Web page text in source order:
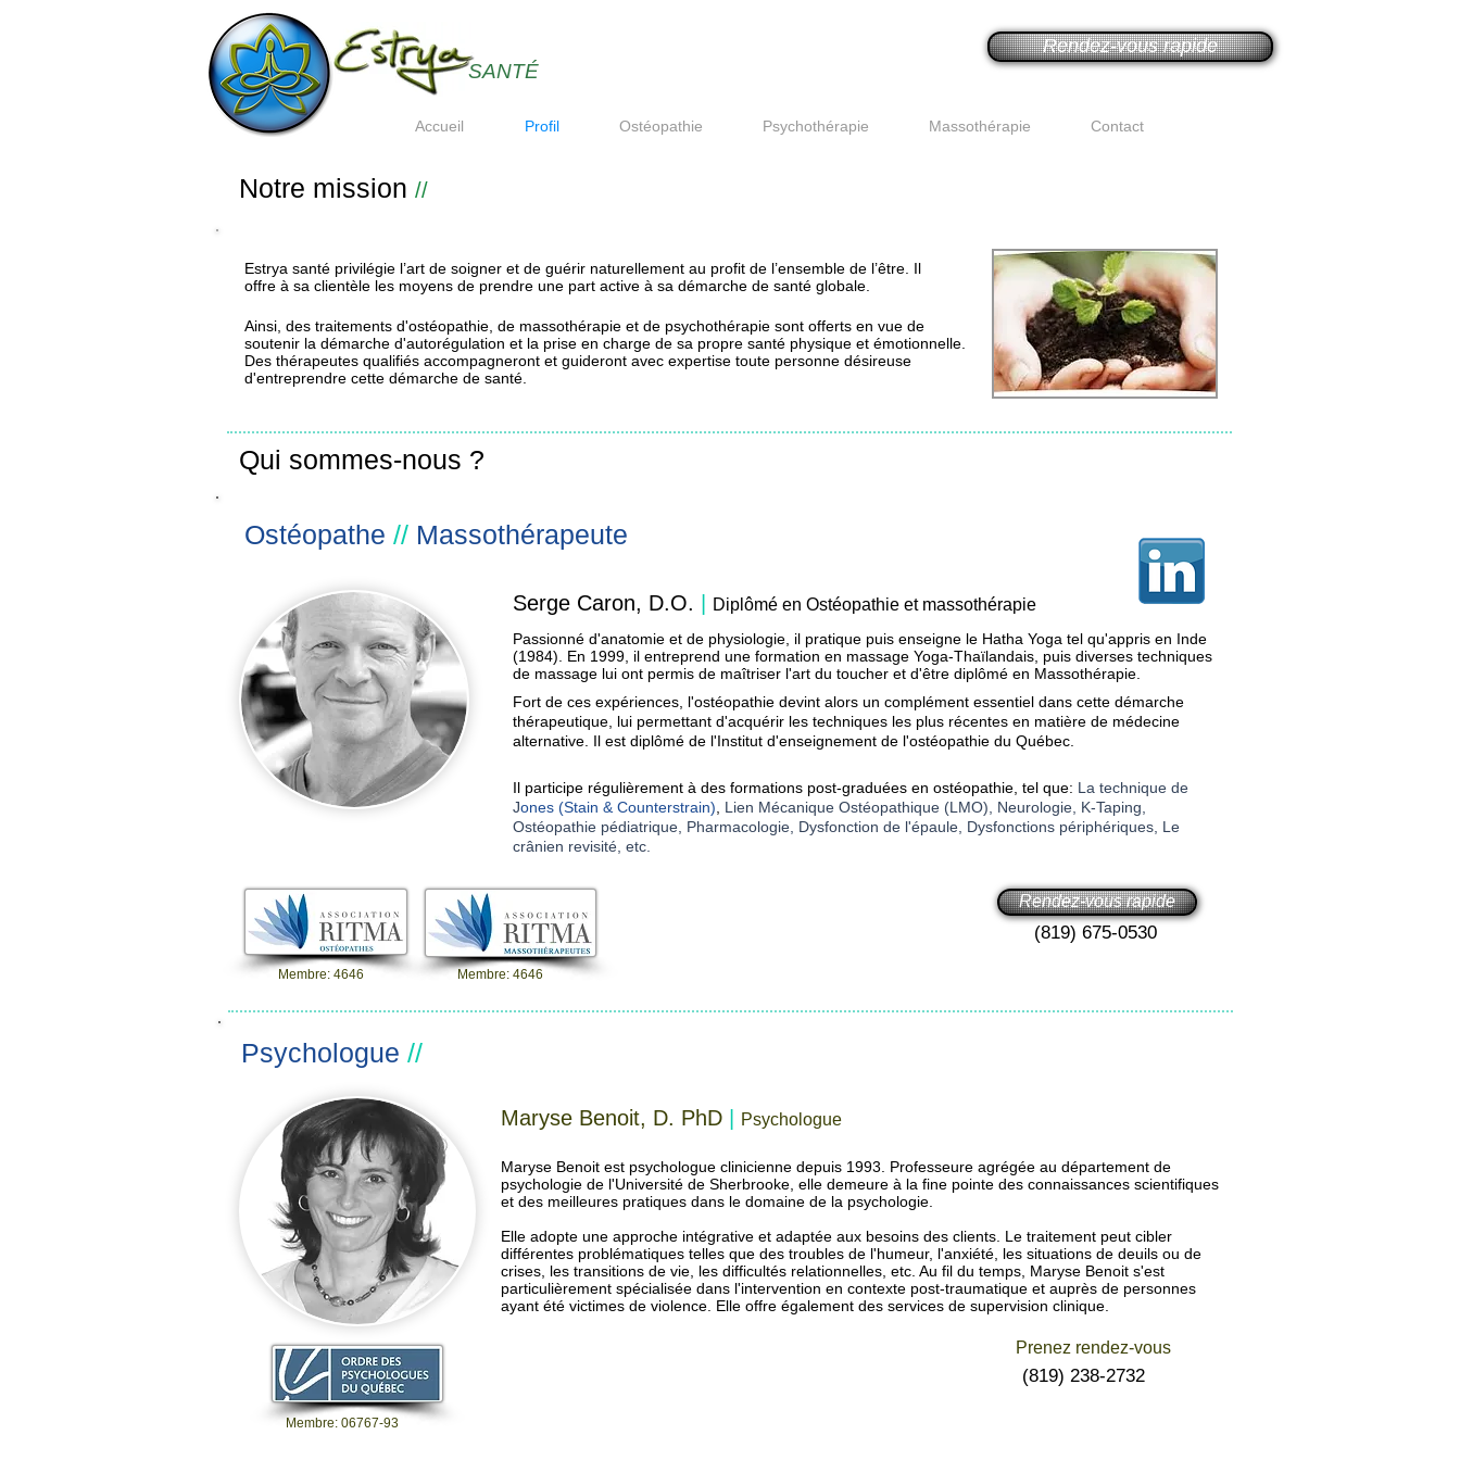
Rendez-vous rapide
SANTÉ
Accueil Profil Ostéopathie Psychothérapie Massothérapie Contact
Notre mission //
Estrya santé privilégie l’art de soigner et de guérir naturellement au profit de l’ensemble de l’être. Il
offre à sa clientèle les moyens de prendre une part active à sa démarche de santé globale.
Ainsi, des traitements d'ostéopathie, de massothérapie et de psychothérapie sont offerts en vue de
soutenir la démarche d'autorégulation et la prise en charge de sa propre santé physique et émotionnelle.
Des thérapeutes qualifiés accompagneront et guideront avec expertise toute personne désireuse
d'entreprendre cette démarche de santé.
Qui sommes-nous ?
Serge Caron, D.O. Diplômé en Ostéopathie et massothérapie
Passionné d'anatomie et de physiologie, il pratique puis enseigne le Hatha Yoga tel qu'appris en Inde
(1984). En 1999, il entreprend une formation en massage Yoga-Thaïlandais, puis diverses techniques
de massage lui ont permis de maîtriser l'art du toucher et d'être diplômé en Massothérapie.
Ostéopathe // Massothérapeute
Il participe régulièrement à des formations post-graduées en ostéopathie, tel que: La technique de
Jones (Stain & Counterstrain)
Lien Mécanique Ostéopathique (LMO), Neurologie, K-Taping,
Ostéopathie pédiatrique, Pharmacologie, Dysfonction de l'épaule, Dysfonctions périphériques, Le
crânien revisité, etc.
Fort de ces expériences, l'ostéopathie devint alors un complément essentiel dans cette démarche
thérapeutique, lui permettant d'acquérir les techniques les plus récentes en matière de médecine
alternative. Il est diplômé de l'Institut d'enseignement de l'ostéopathie du Québec.
Membre: 4646 Membre: 4646
Rendez-vous rapide
(819) 675-0530
Psychologue //
Maryse Benoit, D. PhD Psychologue
Maryse Benoit est psychologue clinicienne depuis 1993. Professeure agrégée au département de
psychologie de l'Université de Sherbrooke, elle demeure à la fine pointe des connaissances scientifiques
et des meilleures pratiques dans le domaine de la psychologie.
Elle adopte une approche intégrative et adaptée aux besoins des clients. Le traitement peut cibler
différentes problématiques telles que des troubles de l'humeur, l'anxiété, les situations de deuils ou de
crises, les transitions de vie, les difficultés relationnelles, etc. Au fil du temps, Maryse Benoit s'est
particulièrement spécialisée dans l'intervention en contexte post-traumatique et auprès de personnes
ayant été victimes de violence. Elle offre également des services de supervision clinique.
Prenez rendez-vous
(819) 238-2732
Membre: 06767-93​